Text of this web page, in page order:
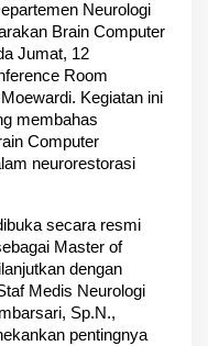
Neurologi
Brain Computer
Jumat, 12
Room
. Kegiatan ini
membahas
Computer
neurorestorasi
secara resmi
Master of
dengan
Medis Neurologi
Sp.N.,
pentingnya